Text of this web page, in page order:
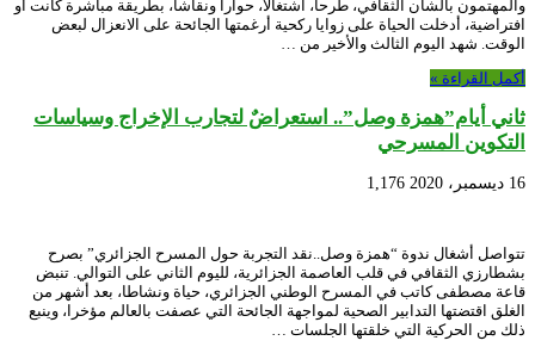
والمهتمون بالشأن الثقافي، طرحا، اشتغالا، حوارا ونقاشا، بطريقة مباشرة كانت أو
افتراضية، أدخلت الحياة على زوايا ركحية أرغمتها الجائحة على الانعزال لبعض
الوقت. شهد اليوم الثالث والأخير من …
أكمل القراءة »
ثاني أيام”همزة وصل”.. استعراضٌ لتجارب الإخراج وسياسات
التكوين المسرحي
16 ديسمبر، 2020 1,176
تتواصل أشغال ندوة “همزة وصل..نقد التجربة حول المسرح الجزائري” بصرح
بشطارزي الثقافي في قلب العاصمة الجزائرية، لليوم الثاني على التوالي. تنبض
قاعة مصطفى كاتب في المسرح الوطني الجزائري، حياة ونشاطا، بعد أشهر من
الغلق اقتضتها التدابير الصحية لمواجهة الجائحة التي عصفت بالعالم مؤخرا، وينبع
ذلك من الحركية التي خلقتها الجلسات …